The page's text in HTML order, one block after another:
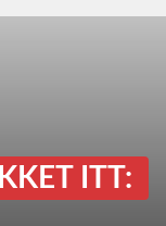
ITT: